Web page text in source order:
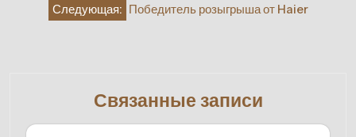
записям
Следующая: Победитель розыгрыша от Haier
Связанные записи